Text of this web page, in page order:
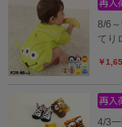
8/6
てり
￥
4/3